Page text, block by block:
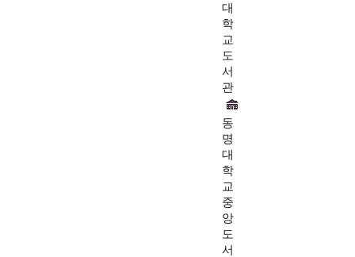
대
학
교
도
서
관
동
명
대
학
교
중
앙
도
서